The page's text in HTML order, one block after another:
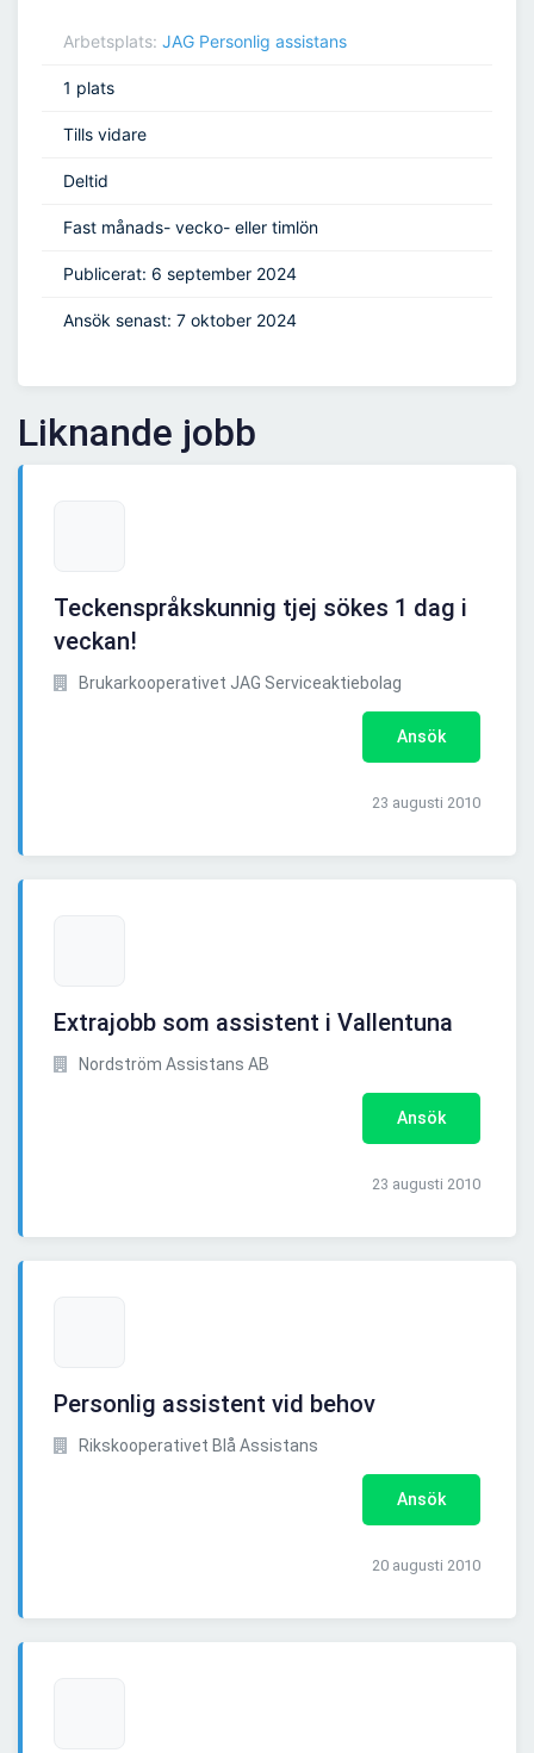
Arbetsplats: JAG Personlig assistans
1 plats
Tills vidare
Deltid
Fast månads- vecko- eller timlön
Publicerat: 6 september 2024
Ansök senast: 7 oktober 2024
Liknande jobb
Teckenspråkskunnig tjej sökes 1 dag i
veckan!
Brukarkooperativet JAG Serviceaktiebolag
Ansök
23 augusti 2010
Extrajobb som assistent i Vallentuna
Nordström Assistans AB
Ansök
23 augusti 2010
Personlig assistent vid behov
Rikskooperativet Blå Assistans
Ansök
20 augusti 2010